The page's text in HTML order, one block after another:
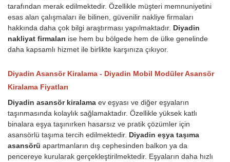
tarafından merak edilmektedir. Özellikle müşteri memnuniyetini
esas alan çalışmaları ile bilinen, güvenilir nakliye firmaları
hakkında daha çok bilgi araştırması yapılmaktadır. Diyadin
nakliyat firmaları ise hem bu bölgede hem de ülke genelinde
daha kapsamlı hizmet ile birlikte karşınıza çıkıyor.
Diyadin Asansör Kiralama - Diyadin Mobil Modüler Asansör
Kiralama Fiyatları
Diyadin asansör kiralama ev eşyası ve diğer eşyaların
taşınmasında kolaylık sağlamaktadır. Özellikle yüksek katlı
binalara eşya taşınırken hasarsız ve pratik çözümler için
asansörlü taşıma tercih edilmektedir. Diyadin eşya taşıma
asansörü apartmanların dış cephesinden balkon ya da
pencereye kurularak gerçekleştirilmektedir. Eşyaların daha hızlı